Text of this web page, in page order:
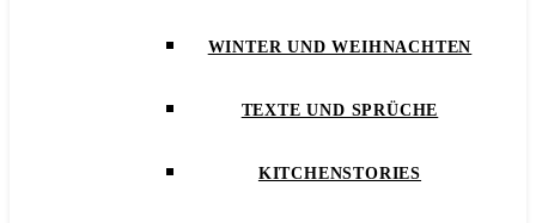
WINTER UND WEIHNACHTEN
TEXTE UND SPRÜCHE
KITCHENSTORIES